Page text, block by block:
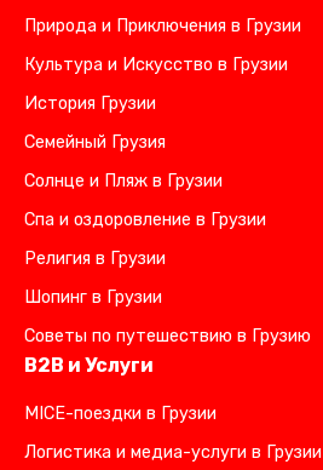
Природа и Приключения в Грузии
Культура и Искусство в Грузии
История Грузии
Семейный Грузия
Солнце и Пляж в Грузии
Спа и оздоровление в Грузии
Религия в Грузии
Шопинг в Грузии
Советы по путешествию в Грузию
B2B и Услуги
MICE-поездки в Грузии
Логистика и медиа-услуги в Грузии